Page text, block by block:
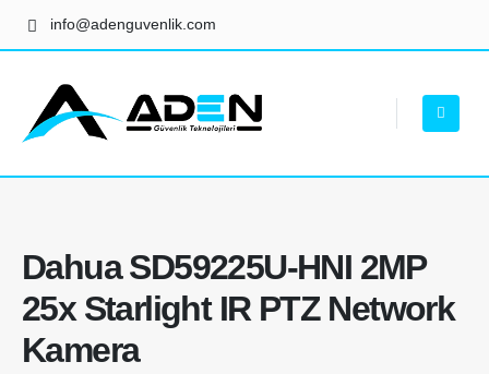
info@adenguvenlik.com
Dahua SD59225U-HNI 2MP
25x Starlight IR PTZ Network
Kamera